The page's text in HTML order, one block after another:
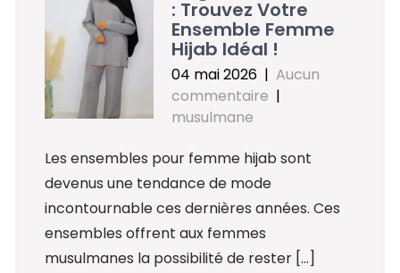
: Trouvez Votre
Ensemble Femme
Hijab Idéal !
04 mai 2026 | Aucun
commentaire |
musulmane
Les ensembles pour femme hijab sont
devenus une tendance de mode
incontournable ces dernières années. Ces
ensembles offrent aux femmes
musulmanes la possibilité de rester […]